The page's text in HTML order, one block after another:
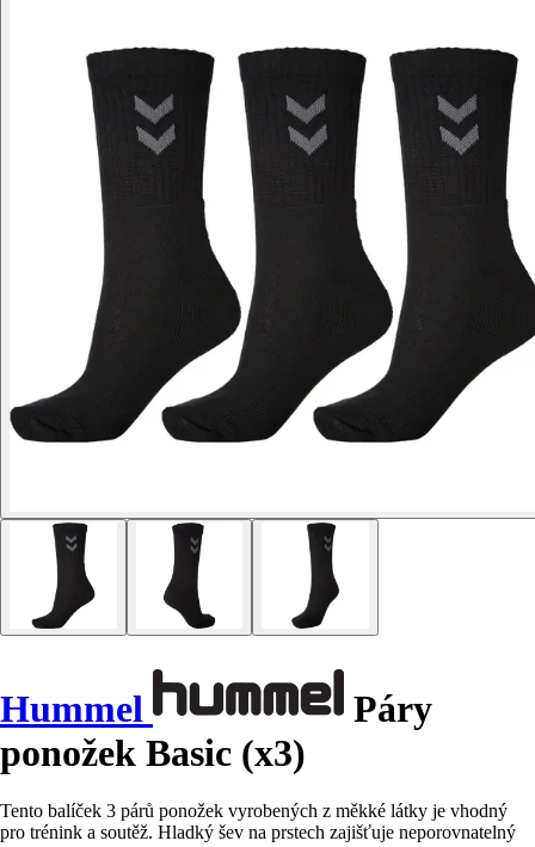
Hummel
Páry
ponožek Basic (x3)
Tento balíček 3 párů ponožek vyrobených z měkké látky je vhodný
pro trénink a soutěž. Hladký šev na prstech zajišťuje neporovnatelný